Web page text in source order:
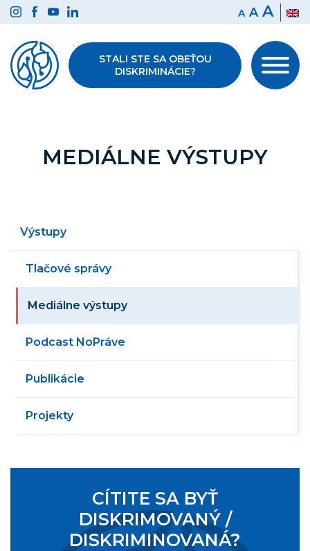
Preskočiť
na
obsah
A A A
STALI STE SA OBEŤOU
DISKRIMINÁCIE?
MEDIÁLNE VÝSTUPY
Výstupy
Tlačové správy
Mediálne výstupy
Podcast NoPráve
Publikácie
Projekty
CÍTITE SA BYŤ
DISKRIMOVANÝ /
DISKRIMINOVANÁ?